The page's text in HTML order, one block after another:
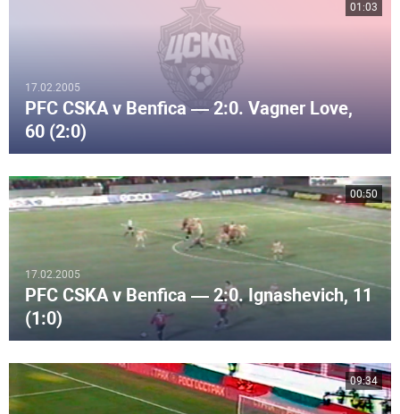
17.02.2005
PFC CSKA v Benfica — 2:0. Vagner Love,
60 (2:0)
01:03
17.02.2005
PFC CSKA v Benfica — 2:0. Ignashevich, 11
(1:0)
00:50
09:34